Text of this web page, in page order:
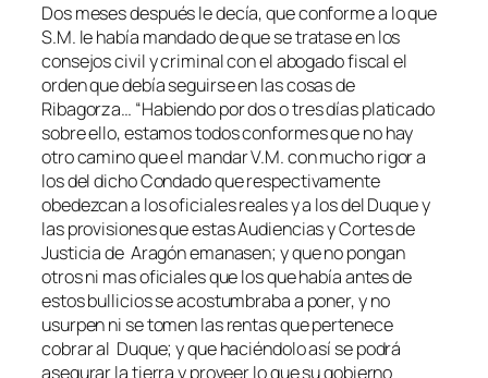
Dos meses después le decía, que conforme a lo que
S.M. le había mandado de que se tratase en los
consejos civil y criminal con el abogado fiscal el
orden que debía seguirse en las cosas de
Ribagorza… “Habiendo por dos o tres días platicado
sobre ello, estamos todos conformes que no hay
otro camino que el mandar V.M. con mucho rigor a
los del dicho Condado que respectivamente
obedezcan a los oficiales reales y a los del Duque y
las provisiones que estas Audiencias y Cortes de
Justicia de Aragón emanasen; y que no pongan
otros ni mas oficiales que los que había antes de
estos bullicios se acostumbraba a poner, y no
usurpen ni se tomen las rentas que pertenece
cobrar al Duque; y que haciéndolo así se podrá
asegurar la tierra y proveer lo que su gobierno